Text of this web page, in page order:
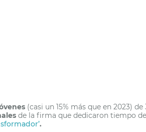
(casi un 15% más que en 2023)
de la firma que dedicaron tiempo
.